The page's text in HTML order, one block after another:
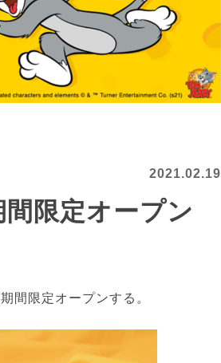
2021.02.19
間限定オープン
限定オープンする。